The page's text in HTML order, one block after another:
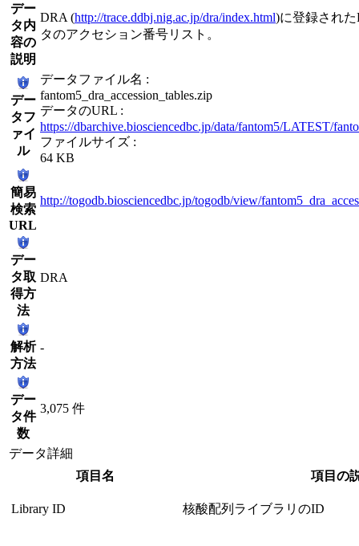
デー
タ内
容の
説明
DRA (http://trace.ddbj.nig.ac.jp/dra/index.html)に登録され
タのアクセション番号リスト。
デー
タフ
ァイ
ル
データファイル名 :
fantom5_dra_accession_tables.zip
データのURL :
https://dbarchive.biosciencedbc.jp/data/fantom5/LATEST/
ファイルサイズ :
64 KB
簡易
検索
URL
http://togodb.biosciencedbc.jp/togodb/view/
デー
タ取
得方
法
DRA
解析
方法
-
デー
タ件
数
3,075 件
データ詳細
項目名
項目の
Library ID 核酸配列ライブラリのID